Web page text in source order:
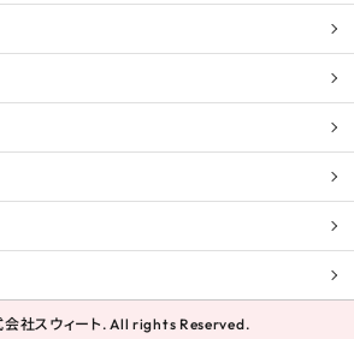
社スウィート. All rights Reserved.